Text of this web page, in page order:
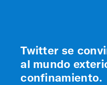
Twitter se
al mundo
confinamiento.